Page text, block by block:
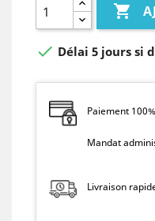

 Délai 5 jours si
Paiement
Mandat
Livraison